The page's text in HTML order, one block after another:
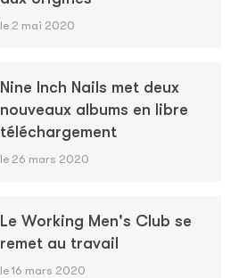
le 2 mai 2020
Nine Inch Nails met deux
nouveaux albums en libre
téléchargement
le 26 mars 2020
Le Working Men's Club se
remet au travail
le 16 mars 2020